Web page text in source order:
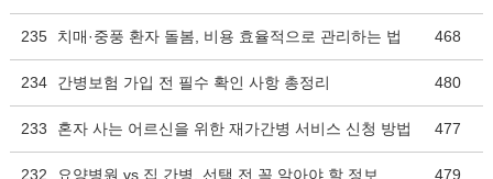
235 치매·중풍 환자 돌봄, 비용 효율적으로 관리하는 법 468
234 간병보험 가입 전 필수 확인 사항 총정리 480
233 혼자 사는 어르신을 위한 재가간병 서비스 신청 방법 477
232 요양병원 vs 집 간병, 선택 전 꼭 알아야 할 정보 479